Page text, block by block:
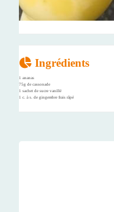
Ingrédients
1 ananas
75g de cassonade
1 sachet de sucre vanillé
1 c. à s. de gingembre frais râpé